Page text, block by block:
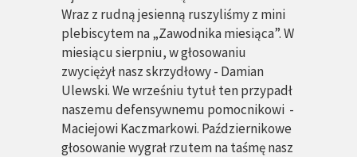
Wraz z rudną jesienną ruszyliśmy z mini
plebiscytem na „Zawodnika miesiąca”. W
miesiącu sierpniu, w głosowaniu
zwyciężył nasz skrzydłowy - Damian
Ulewski. We wrześniu tytuł ten przypadł
naszemu defensywnemu pomocnikowi -
Maciejowi Kaczmarkowi. Październikowe
głosowanie wygrał rzutem na taśmę nasz